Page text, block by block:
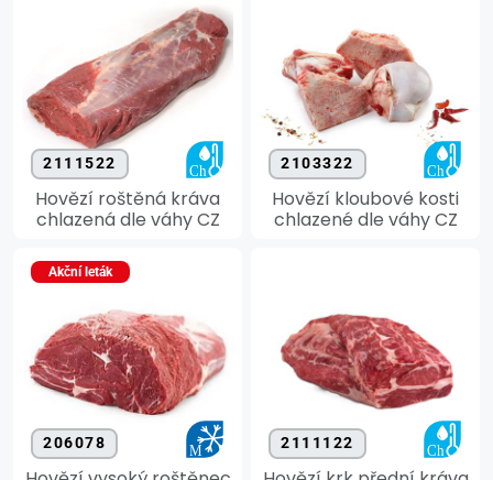
2111522
Hovězí roštěná kráva
chlazená dle váhy CZ
2103322
Hovězí kloubové kosti
chlazené dle váhy CZ
Akční leták
206078 2111122